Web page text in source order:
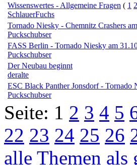
Wissenswertes - Allgemeine Fragen ( 1 2
SchlauerFuchs
Tornado Niesky - Chemnitz Crashers
Puckschubser
FASS Berlin - Tornado Niesky am
Puckschubser
Der Neubau beginnt
deralte
ESC Black Panther Jonsdorf - Tornado
Puckschubser
Seite: 1 2 3 4 5
22 23 24 25 26
alle Themen als